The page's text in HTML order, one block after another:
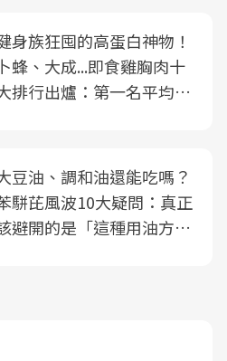
身族狂囤的高蛋白神物！
卜蜂、大成...即食雞胸肉十
排行出爐：第一名平均一
豆油、調和油還能吃嗎？
駢芘風波10大疑問：真正
避開的是「這種用油方